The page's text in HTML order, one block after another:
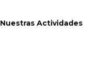
Nuestras Actividades